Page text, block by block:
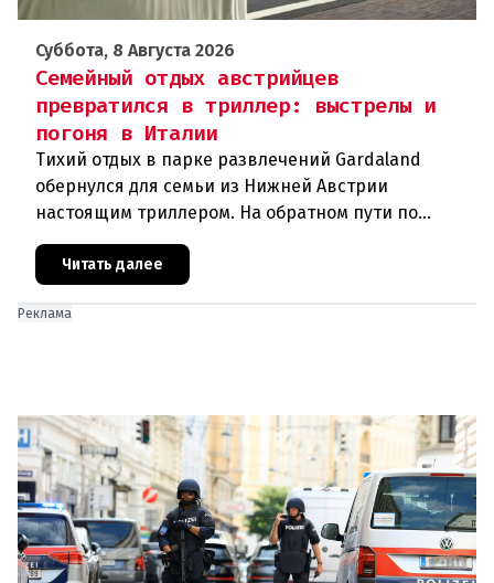
Суббота, 8 Августа 2026
Семейный отдых австрийцев
превратился в триллер: выстрелы и
погоня в Италии
Тихий отдых в парке развлечений Gardaland
обернулся для семьи из Нижней Австрии
настоящим триллером. На обратном пути по
автостраде между Вероной и Венецией их машина
подверглась обстрелу, за которым
Читать далее
Реклама